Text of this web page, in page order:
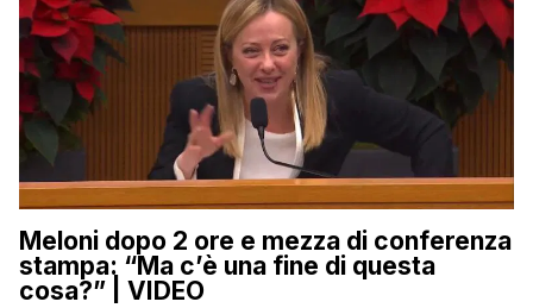
Meloni dopo 2 ore e mezza di conferenza
stampa: “Ma c’è una fine di questa
cosa?” | VIDEO